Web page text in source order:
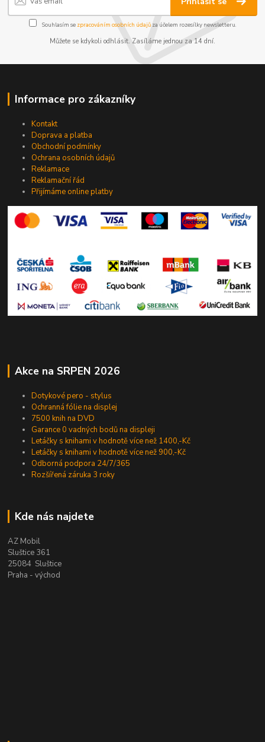
Souhlasím se zpracováním osobních údajůza účelem rozesílky newsletteru.
Můžete se kdykoli odhlásit. Zasíláme jednou za 14 dní.
Informace pro zákazníky
Kontakt
Doprava a platba
Obchodní podmínky
Ochrana osobních údajů
Reklamace
Reklamační řád
Přijímáme online platby
Akce na SRPEN 2026
Dotykové pero - stylus
Ochranná fólie na displej
7500 knih na DVD
Garance 0 vadných bodů na displeji
Letáčky s knihami v hodnotě více než 1400,-Kč
Letáčky s knihami v hodnotě více než 900,-Kč
Odborná podpora 24/7/365
Rozšířená záruka 3 roky
Kde nás najdete
AZ Mobil
Sluštice 361
25084 Sluštice
Praha - východ